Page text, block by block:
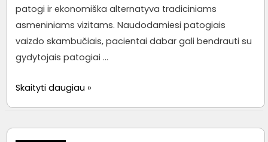
patogi ir ekonomiška alternatyva tradiciniams
asmeniniams vizitams. Naudodamiesi patogiais
vaizdo skambučiais, pacientai dabar gali bendrauti su
gydytojais patogiai …
Kaip
Skaityti daugiau »